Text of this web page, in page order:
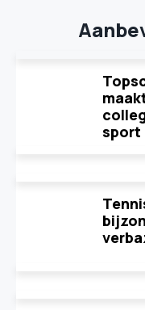
sport